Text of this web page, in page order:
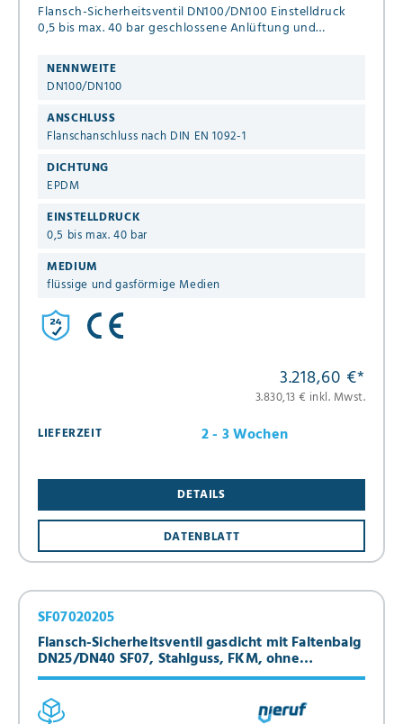
Flansch-Sicherheitsventil DN100/DN100 Einstelldruck
0,5 bis max. 40 bar geschlossene Anlüftung und
Medien
NENNWEITE
DN100/DN100
ANSCHLUSS
Flanschanschluss nach DIN EN 1092-1
DICHTUNG
EPDM
EINSTELLDRUCK
0,5 bis max. 40 bar
MEDIUM
flüssige und gasförmige Medien
3.218,60 €*
3.830,13 € inkl. Mwst.
LIEFERZEIT
2 - 3 Wochen
DETAILS
DATENBLATT
Flansch-Sicherheitsventil gasdicht mit Faltenbalg
DN25/DN40 SF07, Stahlguss, FKM, ohne
Anlüftung
SF07020205